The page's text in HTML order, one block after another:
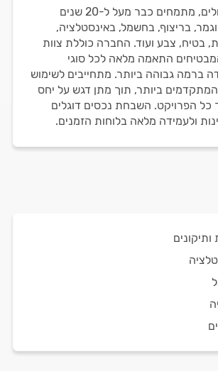
איל שיפוצים גדולים, מתמחים כבר מעל ל-20 שנים
בריצוף, בחשמל, באינסטלציה,
בטיח, צבע ועוד. החברה כוללת צוות
התאמה מלאה לכל סוגי
ברמה גבוהה ביותר. מתחייבים לשימוש
המתקדמים ביותר, תוך מתן דגש על יחס
כל הפרויקט. השבחת נכסים דוגלים
ולעמידה מלאה בלוחות הזמנים.